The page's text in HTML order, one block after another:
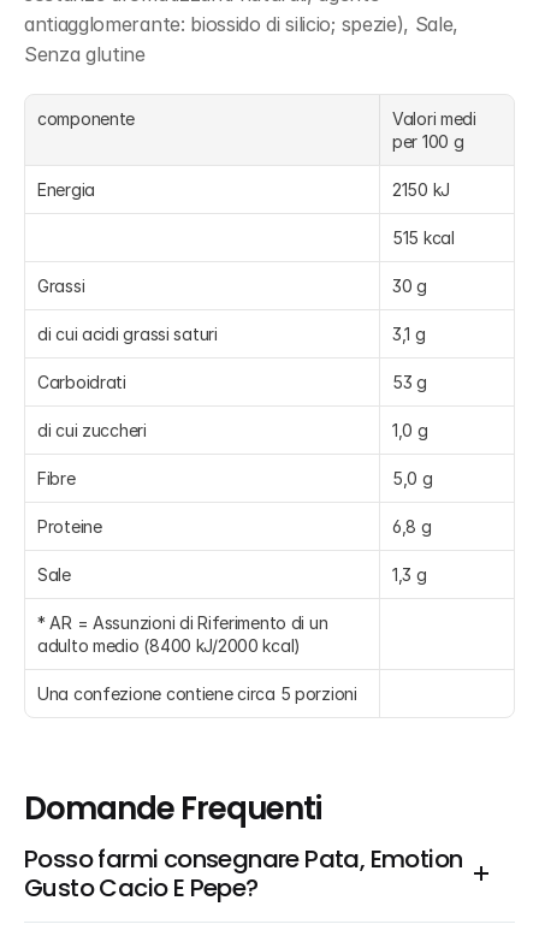
antiagglomerante: biossido di silicio; spezie), Sale,
Senza glutine
componente
Valori medi
per 100 g
Energia 2150 kJ
515 kcal
Grassi 30 g
di cui acidi grassi saturi 3,1 g
Carboidrati 53 g
di cui zuccheri 1,0 g
Fibre 5,0 g
Proteine 6,8 g
Sale 1,3 g
* AR = Assunzioni di Riferimento di un
adulto medio (8400 kJ/2000 kcal)
Una confezione contiene circa 5 porzioni
Domande Frequenti
Posso farmi consegnare Pata, Emotion
Gusto Cacio E Pepe?